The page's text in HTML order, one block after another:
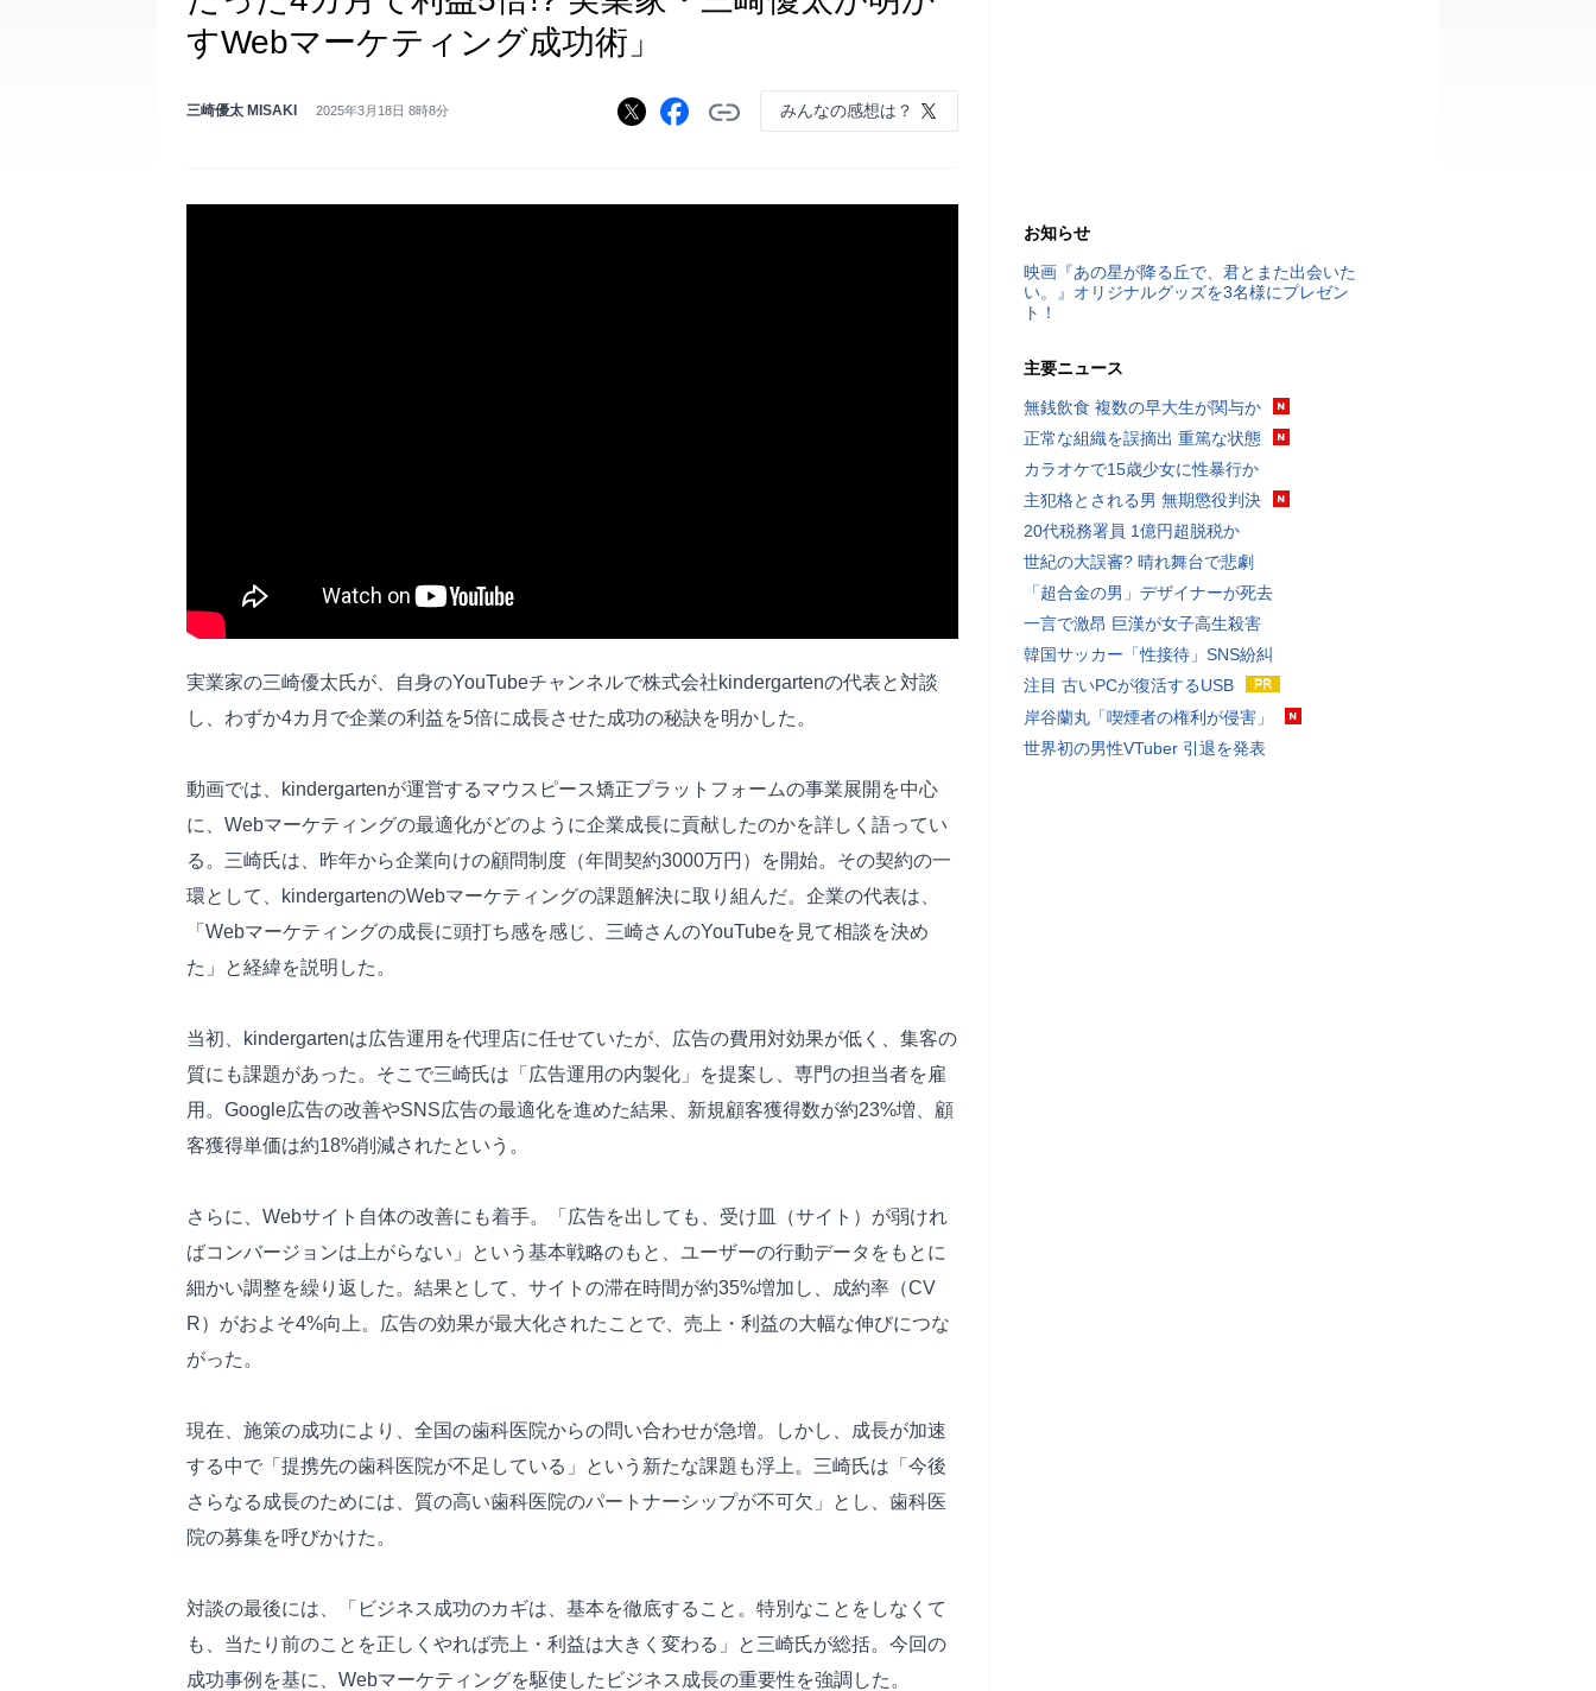
すWebマーケティング成功術」
三崎優太 MISAKI 2025年3月18日 8時8分 みんなの感想は？
実業家の三崎優太氏が、自身のYouTubeチャンネルで株式会社kindergartenの代表と対談
し、わずか4カ月で企業の利益を5倍に成長させた成功の秘訣を明かした。
動画では、kindergartenが運営するマウスピース矯正プラットフォームの事業展開を中心
に、Webマーケティングの最適化がどのように企業成長に貢献したのかを詳しく語ってい
る。三崎氏は、昨年から企業向けの顧問制度（年間契約3000万円）を開始。その契約の一
環として、kindergartenのWebマーケティングの課題解決に取り組んだ。企業の代表は、
「Webマーケティングの成長に頭打ち感を感じ、三崎さんのYouTubeを見て相談を決め
た」と経緯を説明した。
当初、kindergartenは広告運用を代理店に任せていたが、広告の費用対効果が低く、集客の
質にも課題があった。そこで三崎氏は「広告運用の内製化」を提案し、専門の担当者を雇
用。Google広告の改善やSNS広告の最適化を進めた結果、新規顧客獲得数が約23%増、顧
客獲得単価は約18%削減されたという。
さらに、Webサイト自体の改善にも着手。「広告を出しても、受け皿（サイト）が弱けれ
ばコンバージョンは上がらない」という基本戦略のもと、ユーザーの行動データをもとに
細かい調整を繰り返した。結果として、サイトの滞在時間が約35%増加し、成約率（CV
R）がおよそ4%向上。広告の効果が最大化されたことで、売上・利益の大幅な伸びにつな
がった。
現在、施策の成功により、全国の歯科医院からの問い合わせが急増。しかし、成長が加速
する中で「提携先の歯科医院が不足している」という新たな課題も浮上。三崎氏は「今後
さらなる成長のためには、質の高い歯科医院のパートナーシップが不可欠」とし、歯科医
院の募集を呼びかけた。
対談の最後には、「ビジネス成功のカギは、基本を徹底すること。特別なことをしなくて
も、当たり前のことを正しくやれば売上・利益は大きく変わる」と三崎氏が総括。今回の
成功事例を基に、Webマーケティングを駆使したビジネス成長の重要性を強調した。
お知らせ
映画『あの星が降る丘で、君とまた出会いた
い。』オリジナルグッズを3名様にプレゼン
ト！
主要ニュース
無銭飲食 複数の早大生が関与か
正常な組織を誤摘出 重篤な状態
カラオケで15歳少女に性暴行か
主犯格とされる男 無期懲役判決
20代税務署員 1億円超脱税か
世紀の大誤審? 晴れ舞台で悲劇
「超合金の男」デザイナーが死去
一言で激昂 巨漢が女子高生殺害
韓国サッカー「性接待」SNS紛糾
注目 古いPCが復活するUSB
岸谷蘭丸「喫煙者の権利が侵害」
世界初の男性VTuber 引退を発表